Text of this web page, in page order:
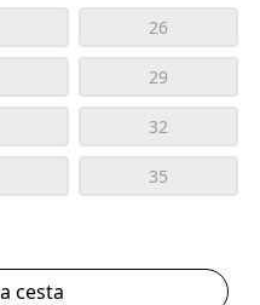
26
29
32
35